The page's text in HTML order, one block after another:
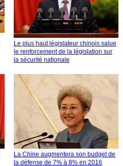
Le plus haut législateur chinois salue
le renforcement de la législation sur
la sécurité nationale
La Chine augmentera son budget de
la défense de 7% à 8% en 2016